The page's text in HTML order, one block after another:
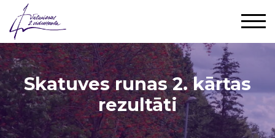
Skatuves runas 2. kārtas
rezultāti